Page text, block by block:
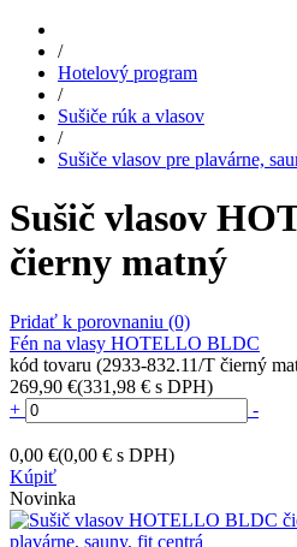
/
Hotelový program
/
Sušiče rúk a vlasov
/
Sušiče vlasov pre plavárne,
Sušič vlasov
čierny matný
Pridať k porovnaniu (0)
Fén na vlasy HOTELLO BLDC
kód tovaru (2933-832.11/T čierný
269,90 €(331,98 € s DPH)
+
-
0,00 €(0,00 € s DPH)
Kúpiť
Novinka